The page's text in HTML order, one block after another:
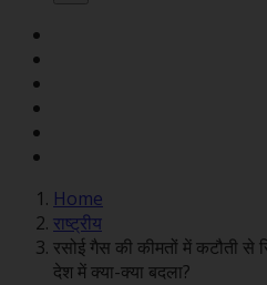
Home
राष्ट्रीय
रसोई गैस की कीमतों में कटौती
देश में क्या-क्या बदला?